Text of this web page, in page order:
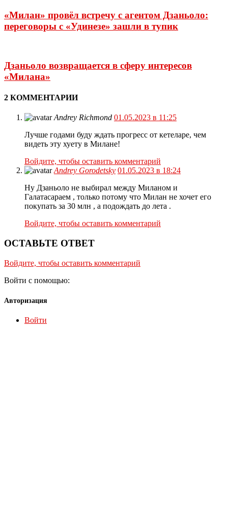
«Милан» провёл встречу с агентом Дзаньоло:
переговоры с «Удинезе» зашли в тупик
Дзаньоло возвращается в сферу интересов
«Милана»
2 КОММЕНТАРИИ
Andrey Richmond 01.05.2023 в 11:25
Лучше годами буду ждать прогресс от кетеларе, чем
видеть эту хуету в Милане!
Войдите, чтобы оставить комментарий
Andrey Gorodetsky 01.05.2023 в 18:24
Ну Дзаньоло не выбирал между Миланом и
Галатасараем , только потому что Милан не хочет его
покупать за 30 млн , а подождать до лета .
Войдите, чтобы оставить комментарий
ОСТАВЬТЕ ОТВЕТ
Войдите, чтобы оставить комментарий
Войти с помощью:
Авторизация
Войти